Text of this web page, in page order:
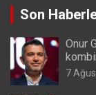
Son
Onur
7